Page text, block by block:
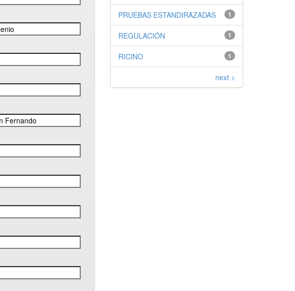
1
PRUEBAS ESTANDIRAZADAS
1
REGULACIÓN
1
RICINO
next >